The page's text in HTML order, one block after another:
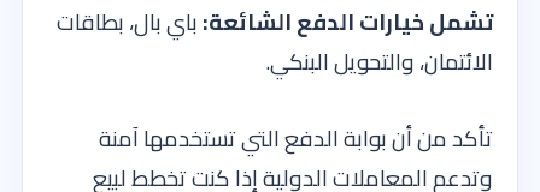
تشمل خيارات الدفع الشائعة:باي بال، بطاقات
الائتمان، والتحويل البنكي.
تأكد من أن بوابة الدفع التي تستخدمها آمنة
وتدعم المعاملات الدولية إذا كنت تخطط لبيع